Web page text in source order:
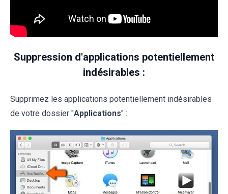
Suppression d'applications potentiellement
indésirables :
Supprimez les applications potentiellement indésirables
de votre dossier "Applications" :